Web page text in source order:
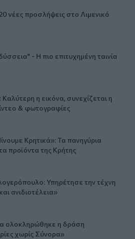
νέες προσλήψεις στο Λιμενικό
- Η πιο επιτυχημένη ταινία
η εικόνα, συνεχίζεται η
& φωτογραφίες
Κρητικά»: Τα πανηγύρια
προϊόντα της Κρήτης
Υπηρέτησε την τέχνη
ανιδιοτέλεια»
ολοκληρώθηκε η δράση
χωρίς Σύνορα»